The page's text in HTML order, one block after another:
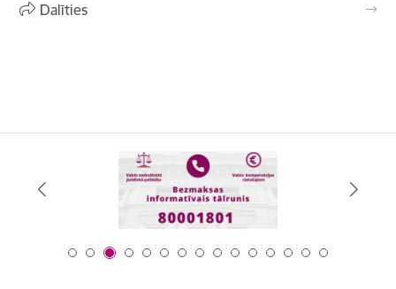
Dalīties